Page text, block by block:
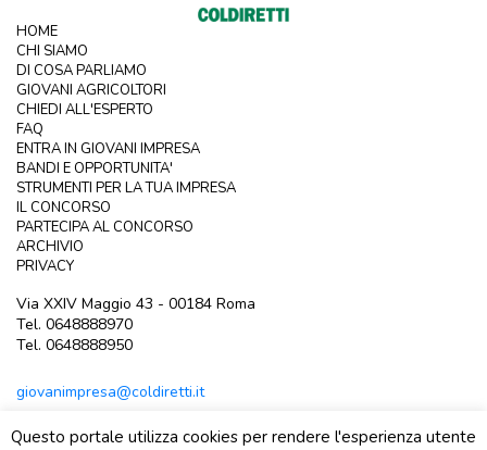
HOME
CHI SIAMO
DI COSA PARLIAMO
GIOVANI AGRICOLTORI
CHIEDI ALL'ESPERTO
FAQ
ENTRA IN GIOVANI IMPRESA
BANDI E OPPORTUNITA'
STRUMENTI PER LA TUA IMPRESA
IL CONCORSO
PARTECIPA AL CONCORSO
ARCHIVIO
PRIVACY
Via XXIV Maggio 43 - 00184 Roma
Tel. 0648888970
Tel. 0648888950
giovanimpresa@coldiretti.it
Questo portale utilizza cookies per rendere l'esperienza utente